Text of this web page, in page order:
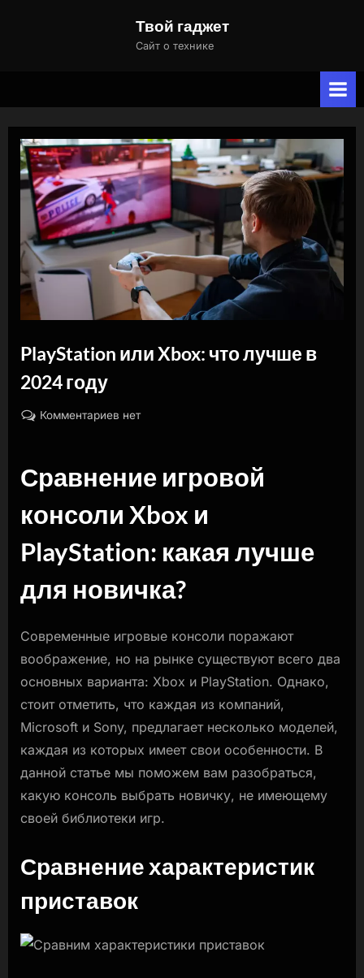
Твой гаджет
Сайт о технике
PlayStation или Xbox: что лучше в
2024 году
Posted
02.04.2024
By
naslili
Комментариев к
или
Xbox:
что
лучше
в
2024
году
нет
Сравнение игровой
консоли Xbox и
PlayStation: какая лучше
для новичка?
Современные игровые консоли поражают
воображение, но на рынке существуют всего два
основных варианта: Xbox и PlayStation. Однако,
стоит отметить, что каждая из компаний,
Microsoft и Sony, предлагает несколько моделей,
каждая из которых имеет свои особенности. В
данной статье мы поможем вам разобраться,
какую консоль выбрать новичку, не имеющему
своей библиотеки игр.
Сравнение характеристик
приставок